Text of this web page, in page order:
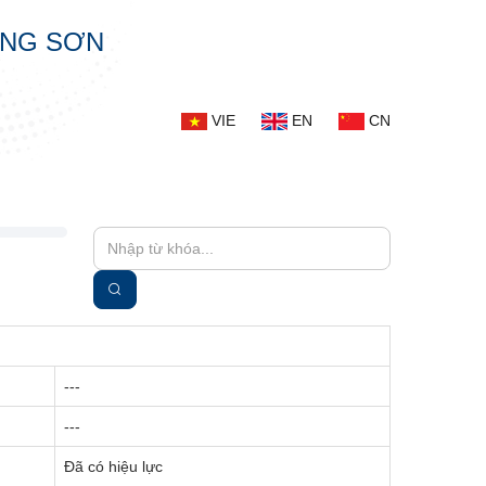
SƠN
VIE EN CN
---
---
Đã có hiệu lực